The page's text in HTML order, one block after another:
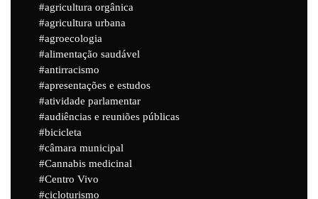
agricultura orgânica
agricultura urbana
agroecologia
alimentação saudável
antirracismo
apresentações e estudos
atividade parlamentar
audiências e reuniões públicas
bicicleta
câmara municipal
Cannabis medicinal
Centro Vivo
cicloturismo